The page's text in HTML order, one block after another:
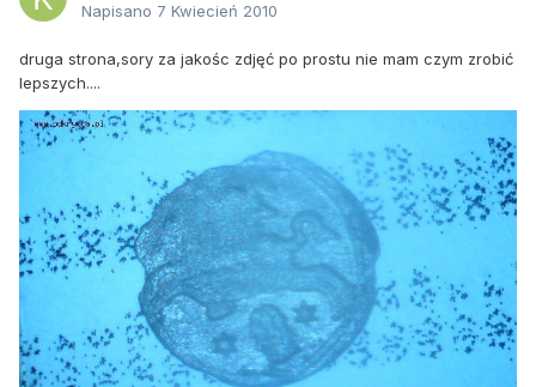
Napisano 7 Kwiecień 2010
druga strona,sory za jakośc zdjęć po prostu nie mam czym zrobić
lepszych....